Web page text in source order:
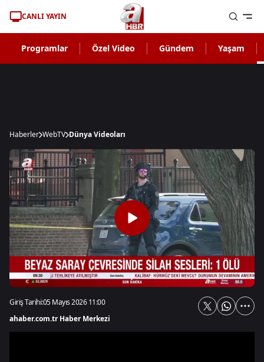
CANLI YAYIN
Programlar Özel Video Gündem Yaşam
Haberler WebTV Dünya Videoları
Giriş Tarihi:05 Mayıs 2026 11:00
ahaber.com.tr Haber Merkezi